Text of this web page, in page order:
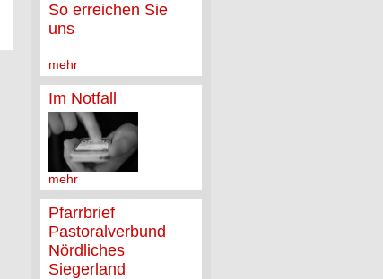
So erreichen Sie
uns
mehr
Im Notfall
mehr
Pfarrbrief
Pastoralverbund
Nördliches
Siegerland